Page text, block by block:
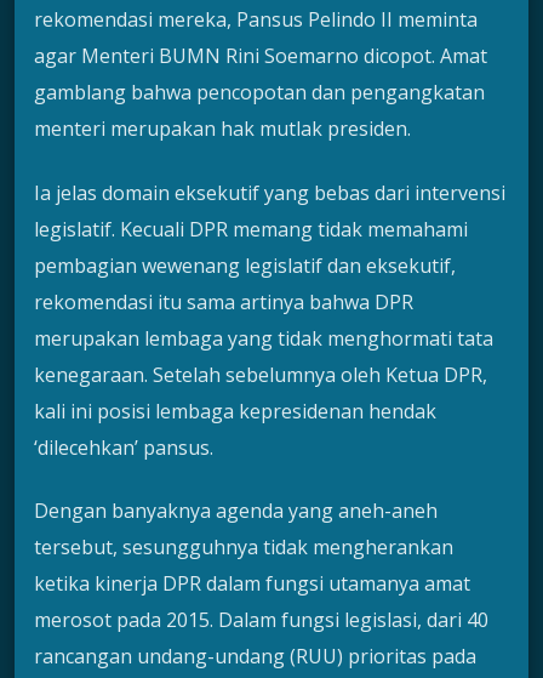
rekomendasi mereka, Pansus Pelindo II meminta
agar Menteri BUMN Rini Soemarno dicopot. Amat
gamblang bahwa pencopotan dan pengangkatan
menteri merupakan hak mutlak presiden.
Ia jelas domain eksekutif yang bebas dari intervensi
legislatif. Kecuali DPR memang tidak memahami
pembagian wewenang legislatif dan eksekutif,
rekomendasi itu sama artinya bahwa DPR
merupakan lembaga yang tidak menghormati tata
kenegaraan. Setelah sebelumnya oleh Ketua DPR,
kali ini posisi lembaga kepresidenan hendak
‘dilecehkan’ pansus.
Dengan banyaknya agenda yang aneh-aneh
tersebut, sesungguhnya tidak mengherankan
ketika kinerja DPR dalam fungsi utamanya amat
merosot pada 2015. Dalam fungsi legislasi, dari 40
rancangan undang-undang (RUU) prioritas pada